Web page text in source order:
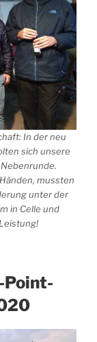
In der neu
sich unsere
mussten
unter der
in Celle und
Point-